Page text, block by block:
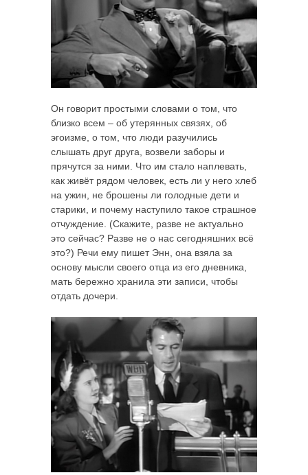
Он говорит простыми словами о том, что
близко всем – об утерянных связях, об
эгоизме, о том, что люди разучились
слышать друг друга, возвели заборы и
прячутся за ними. Что им стало наплевать,
как живёт рядом человек, есть ли у него хлеб
на ужин, не брошены ли голодные дети и
старики, и почему наступило такое страшное
отчуждение. (Скажите, разве не актуально
это сейчас? Разве не о нас сегодняшних всё
это?) Речи ему пишет Энн, она взяла за
основу мысли своего отца из его дневника,
мать бережно хранила эти записи, чтобы
отдать дочери.